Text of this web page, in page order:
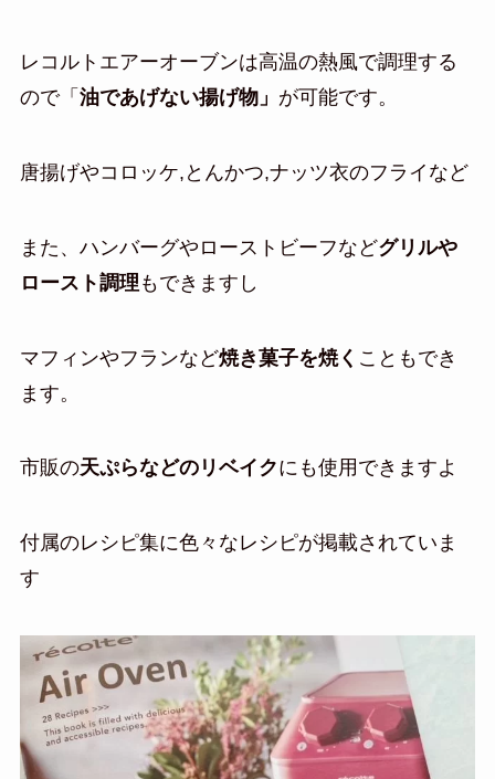
レコルトエアーオーブンは高温の熱風で調理する
ので「 油であげない揚げ物」 が可能です。
唐揚げやコロッケ,とんかつ,ナッツ衣のフライなど
また、ハンバーグやローストビーフなどグリルや
ロースト調理 もできますし
マフィンやフランなど焼き菓子を焼く こともでき
ます。
市販の天ぷらなどのリベイクにも使用できますよ
付属のレシピ集に色々なレシピが掲載されていま
す